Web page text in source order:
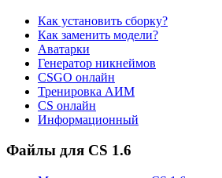
Как установить сборку?
Как заменить модели?
Аватарки
Генератор никнеймов
CSGO онлайн
Тренировка АИМ
CS онлайн
Информационный
Файлы для CS 1.6